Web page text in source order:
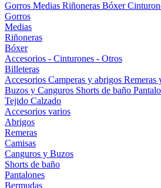
Gorros Medias Riñoneras Bóxer
Gorros
Medias
Riñoneras
Bóxer
Accesorios - Cinturones - Otros
Billeteras
Accesorios Camperas y abrigos Remeras
Buzos y Canguros Shorts de baño
Tejido Calzado
Accesorios varios
Abrigos
Remeras
Camisas
Canguros y Buzos
Shorts de baño
Pantalones
Bermudas